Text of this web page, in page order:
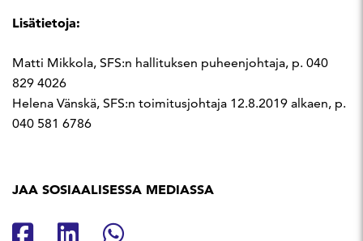
Lisätietoja:
Matti Mikkola, SFS:n hallituksen puheenjohtaja, p. 040
829 4026
Helena Vänskä, SFS:n toimitusjohtaja 12.8.2019 alkaen, p.
040 581 6786
JAA SOSIAALISESSA MEDIASSA